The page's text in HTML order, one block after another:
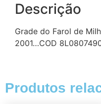
Descrição
Grade do Farol de
2001…COD
Produtos